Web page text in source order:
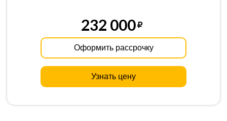
232 000
Оформить рассрочку
Узнать цену